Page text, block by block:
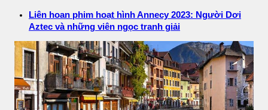
Liên hoan phim hoạt hình Annecy 2023: Người Dơi
Aztec và những viên ngọc tranh giải